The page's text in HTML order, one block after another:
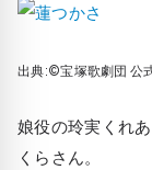
出典:©宝塚歌劇団 公
娘役の玲実くれ
くらさん。